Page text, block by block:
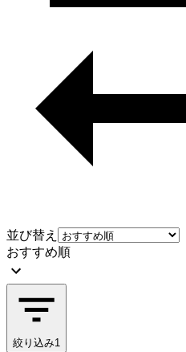
並び替え
おすすめ順
絞り込み1